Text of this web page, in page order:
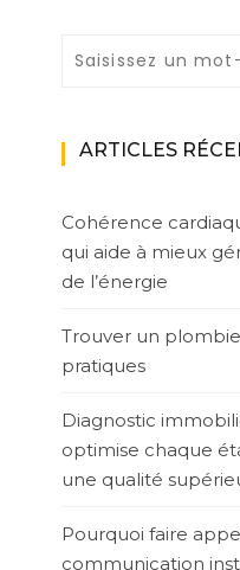
ARTICLES
Cohérence
qui aide à mieux
de l’énergie
Trouver un
pratiques
Diagnostic
optimise chaque
une qualité
Pourquoi faire
communication